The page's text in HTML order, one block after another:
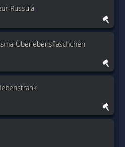
Russula
Überlebensfläschchen